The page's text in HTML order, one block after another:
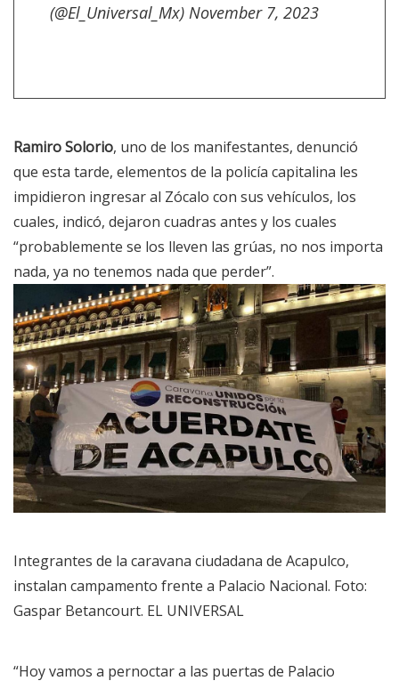
(@El_Universal_Mx) November 7, 2023
Ramiro Solorio, uno de los manifestantes, denunció
que esta tarde, elementos de la policía capitalina les
impidieron ingresar al Zócalo con sus vehículos, los
cuales, indicó, dejaron cuadras antes y los cuales
“probablemente se los lleven las grúas, no nos importa
nada, ya no tenemos nada que perder”.
Integrantes de la caravana ciudadana de Acapulco,
instalan campamento frente a Palacio Nacional. Foto:
Gaspar Betancourt. EL UNIVERSAL
“Hoy vamos a pernoctar a las puertas de Palacio